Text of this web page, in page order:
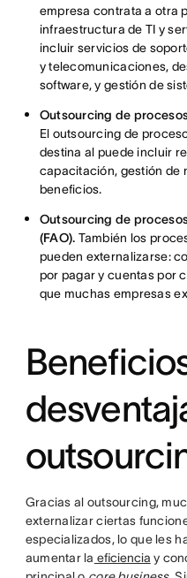
empresa contrata a otra
infraestructura de TI y
incluir servicios de
y telecomunicaciones,
software, y gestión de
Outsourcing de
El outsourcing de
destina al puede incluir
capacitación, gestión de
beneficios.
Outsourcing de
(FAO). También los
pueden externalizarse:
por pagar y cuentas por
que muchas empresas
Gracias al outsourcing,
externalizar ciertas
especializados, lo que les
aumentar la eficiencia y